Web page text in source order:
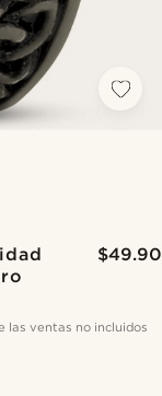
$49.90
las ventas no incluidos